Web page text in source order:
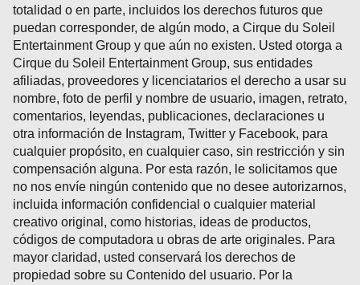
totalidad o en parte, incluidos los derechos futuros que
puedan corresponder, de algún modo, a Cirque du Soleil
Entertainment Group y que aún no existen. Usted otorga a
Cirque du Soleil Entertainment Group, sus entidades
afiliadas, proveedores y licenciatarios el derecho a usar su
nombre, foto de perfil y nombre de usuario, imagen, retrato,
comentarios, leyendas, publicaciones, declaraciones u
otra información de Instagram, Twitter y Facebook, para
cualquier propósito, en cualquier caso, sin restricción y sin
compensación alguna. Por esta razón, le solicitamos que
no nos envíe ningún contenido que no desee autorizarnos,
incluida información confidencial o cualquier material
creativo original, como historias, ideas de productos,
códigos de computadora u obras de arte originales. Para
mayor claridad, usted conservará los derechos de
propiedad sobre su Contenido del usuario. Por la